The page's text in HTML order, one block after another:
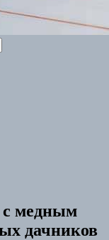
с медным
дачников